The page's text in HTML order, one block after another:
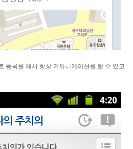
등록을 해서 항상 커뮤니케이션을 할 수 있고